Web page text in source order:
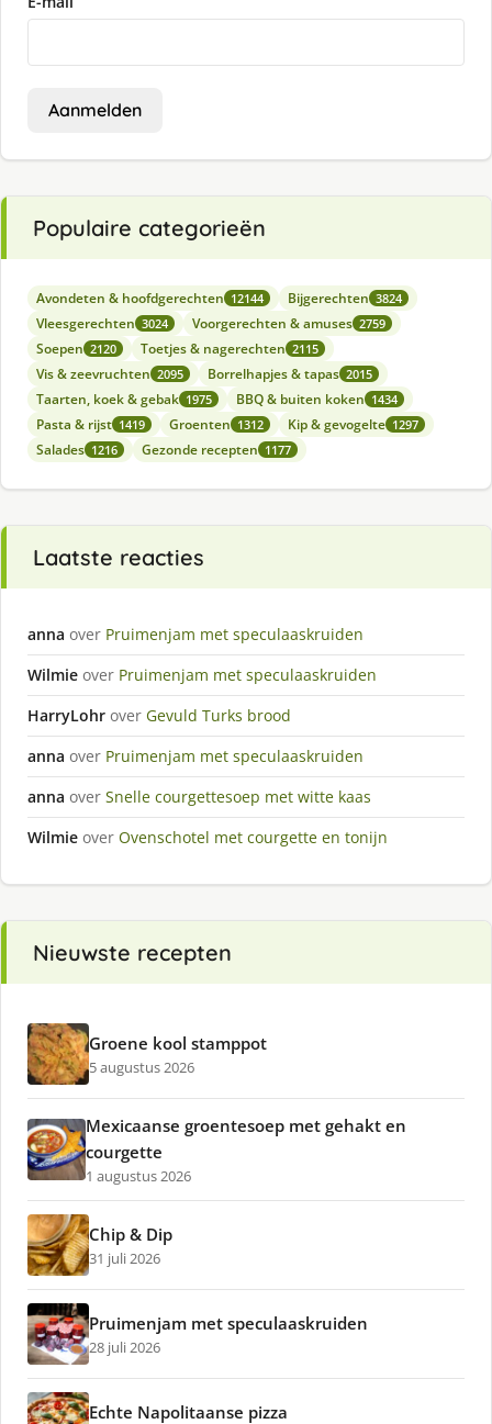
Aanmelden
Populaire categorieën
Avondeten & hoofdgerechten 12144 Bijgerechten 3824
Vleesgerechten 3024 Voorgerechten & amuses 2759
Soepen 2120 Toetjes & nagerechten 2115
Vis & zeevruchten 2095 Borrelhapjes & tapas 2015
Taarten, koek & gebak 1975 BBQ & buiten koken 1434
Pasta & rijst 1419 Groenten 1312 Kip & gevogelte 1297
Salades 1216 Gezonde recepten 1177
Laatste reacties
anna over Pruimenjam met speculaaskruiden
Wilmie over Pruimenjam met speculaaskruiden
HarryLohr over Gevuld Turks brood
anna over Pruimenjam met speculaaskruiden
anna over Snelle courgettesoep met witte kaas
Wilmie over Ovenschotel met courgette en tonijn
Nieuwste recepten
Groene kool stamppot
5 augustus 2026
Mexicaanse groentesoep met gehakt en
courgette
1 augustus 2026
Chip & Dip
31 juli 2026
Pruimenjam met speculaaskruiden
28 juli 2026
Echte Napolitaanse pizza